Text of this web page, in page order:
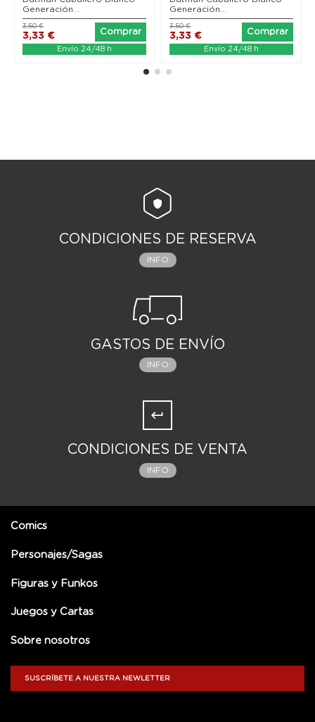
Generación...
3,33 €
3,50 €
Comprar
Envío 24/48 h
Generación...
3,33 €
3,50 €
Comprar
Envío 24/48 h
CONDICIONES DE RESERVA
INFO
GASTOS DE ENVÍO
INFO
CONDICIONES DE VENTA
INFO
Comics
Personajes/Sagas
Figuras y Funkos
Juegos y Cartas
Sobre nosotros
SUSCRÍBETE A NUESTRA NEWLETTER